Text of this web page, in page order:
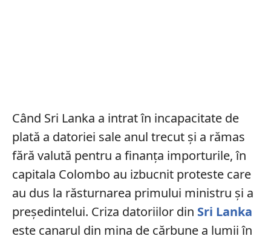
Când Sri Lanka a intrat în incapacitate de
plată a datoriei sale anul trecut și a rămas
fără valută pentru a finanța importurile, în
capitala Colombo au izbucnit proteste care
au dus la răsturnarea primului ministru și a
președintelui. Criza datoriilor din Sri Lanka
este canarul din mina de cărbune a lumii în